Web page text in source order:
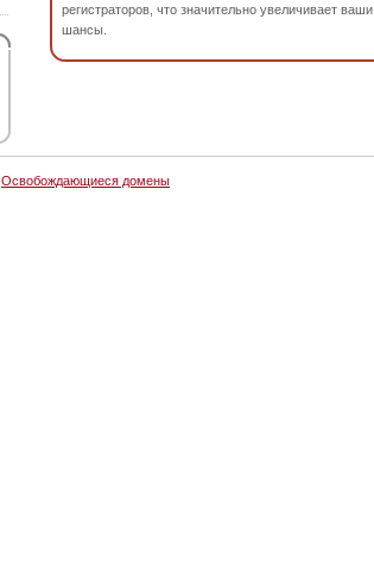
регистраторов, что значительно увеличивает ваши
шансы.
Освобождающиеся домены